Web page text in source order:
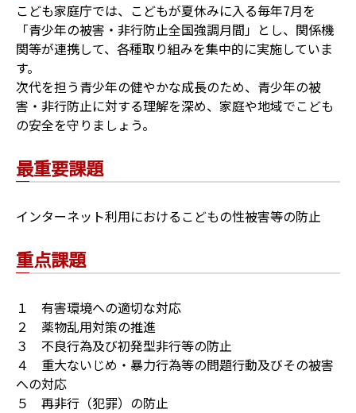
こども家庭庁では、こどもが夏休みに入る毎年7月を
「青少年の被害・非行防止全国強調月間」とし、関係機
関等が連携して、各種取り組みを集中的に実施していま
す。
次代を担う青少年の健やかな成長のため、青少年の被
害・非行防止に対する理解を深め、家庭や地域でこども
の安全を守りましょう。
最重要課題
インターネット利用におけるこどもの性被害等の防止
重点課題
１ 有害環境への適切な対応
２ 薬物乱用対策の推進
３ 不良行為及び初発型非行等の防止
４ 重大ないじめ・暴力行為等の問題行動及びその被害
への対応
５ 再非行（犯罪）の防止